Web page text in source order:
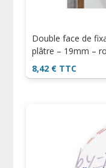
Double face de
plâtre – 19mm –
8,42 € TTC